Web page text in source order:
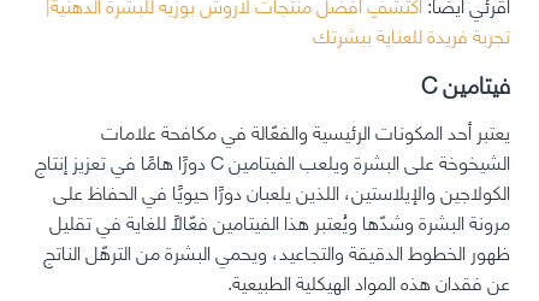
تجربة فريدة للعناية ببشرتك
فيتامين C
يعتبر أحد المكونات الرئيسية والفعّالة في مكافحة علامات
الشيخوخة على البشرة ويلعب الفيتامين C دورًا هامًا في تعزيز إنتاج
الكولاجين والإيلاستين، اللذين يلعبان دورًا حيويًا في الحفاظ على
مرونة البشرة وشدّها ويُعتبر هذا الفيتامين فعّالًا للغاية في تقليل
ظهور الخطوط الدقيقة والتجاعيد، ويحمي البشرة من الترهّل الناتج
عن فقدان هذه المواد الهيكلية الطبيعية.